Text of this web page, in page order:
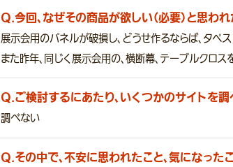
Q.今回、なぜその商品が欲しい（必要）と思わ
展示会用のパネルが破損し、どうせ作るならば、タペ
また昨年、同じく展示会用の、横断幕、テーブルクロス
Q.ご検討するにあたり、いくつかのサイトを
調べない
Q.その中で、不安に思われたこと、気になった